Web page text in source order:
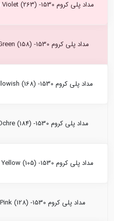
مداد پلی کروم Caput Mortuum Violet (263) -1530 فابرکاستل
مداد پلی کروم Deep Cobalt Green (158) -1530 فابرکاستل
مداد پلی کروم Earth Green Yellowish (168) -1530 فابرکاستل
مداد پلی کروم Dark Naples Ochre (184) -1530 فابرکاستل
مداد پلی کروم Light Cadmium Yellow (105) -1530 فابرکاستل
مداد پلی کروم Light Purple Pink (128) -1530 فابرکاستل